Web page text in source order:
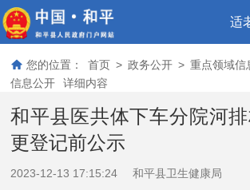
适
您的位置： 首页 > 政务公开 > 重点领域信
信息公开
详细内容
和平县医共体下车分院河
更登记前公示
2023-12-13 17:15:24 和平县卫生健康局